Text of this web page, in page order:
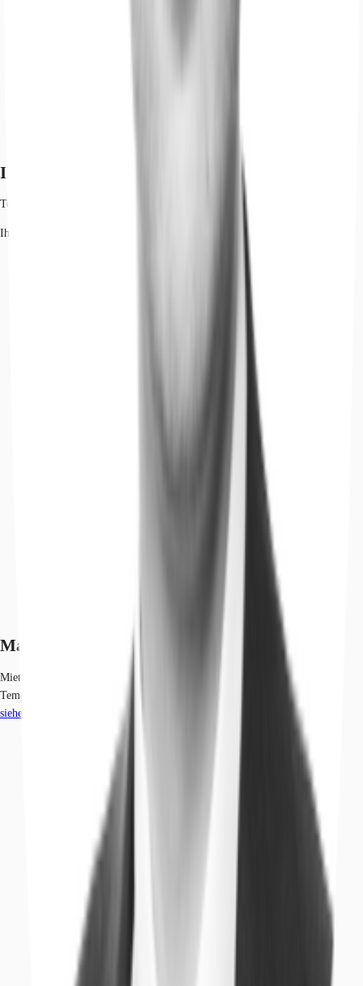
Ihr Kontakt
Tobias Rodewald
Ihr Kontakt
Marktinformationen
Mietmarkt
Tempelhof, Berlin
siehe